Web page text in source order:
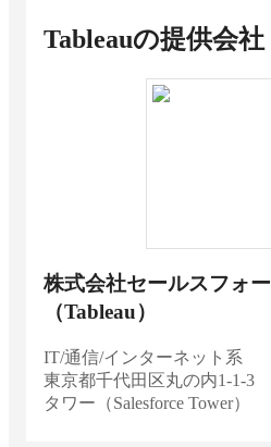
金融/保険系
ール サービス/外食/
ール 医療系 No.1
医療系
2026 上半期 BOXIL
大企業向け（1,000名以上
2026 上半期 BOXIL
ール 中小企業向け
Tableauの提供会社
株式会社セールスフォ
（Tableau）
IT/通信/インターネット系
東京都千代田区丸の内1-1-3
タワー（Salesforce Tower）